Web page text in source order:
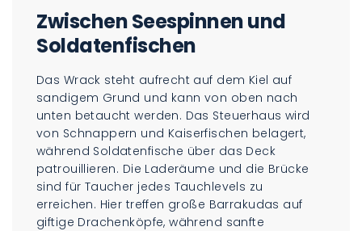
Zwischen Seespinnen und
Soldatenfischen
Das Wrack steht aufrecht auf dem Kiel auf
sandigem Grund und kann von oben nach
unten betaucht werden. Das Steuerhaus wird
von Schnappern und Kaiserfischen belagert,
während Soldatenfische über das Deck
patrouillieren. Die Laderäume und die Brücke
sind für Taucher jedes Tauchlevels zu
erreichen. Hier treffen große Barrakudas auf
giftige Drachenköpfe, während sanfte